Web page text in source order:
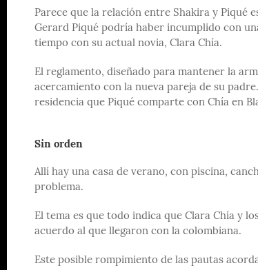
Parece que la relación entre Shakira y Piqué
Gerard Piqué podría haber incumplido con
tiempo con su actual novia, Clara Chía.
El reglamento, diseñado para mantener la
acercamiento con la nueva pareja de su
residencia que Piqué comparte con Chía en
Sin orden
Allí hay una casa de verano, con piscina,
problema.
El tema es que todo indica que Clara Chía y
acuerdo al que llegaron con la colombiana.
Este posible rompimiento de las pautas